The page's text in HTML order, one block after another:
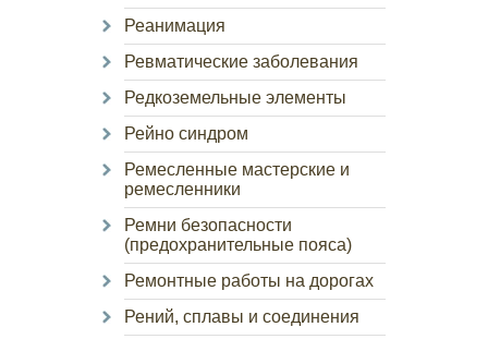
Реанимация
Ревматические заболевания
Редкоземельные элементы
Рейно синдром
Ремесленные мастерские и
ремесленники
Ремни безопасности
(предохранительные пояса)
Ремонтные работы на дорогах
Рений, сплавы и соединения